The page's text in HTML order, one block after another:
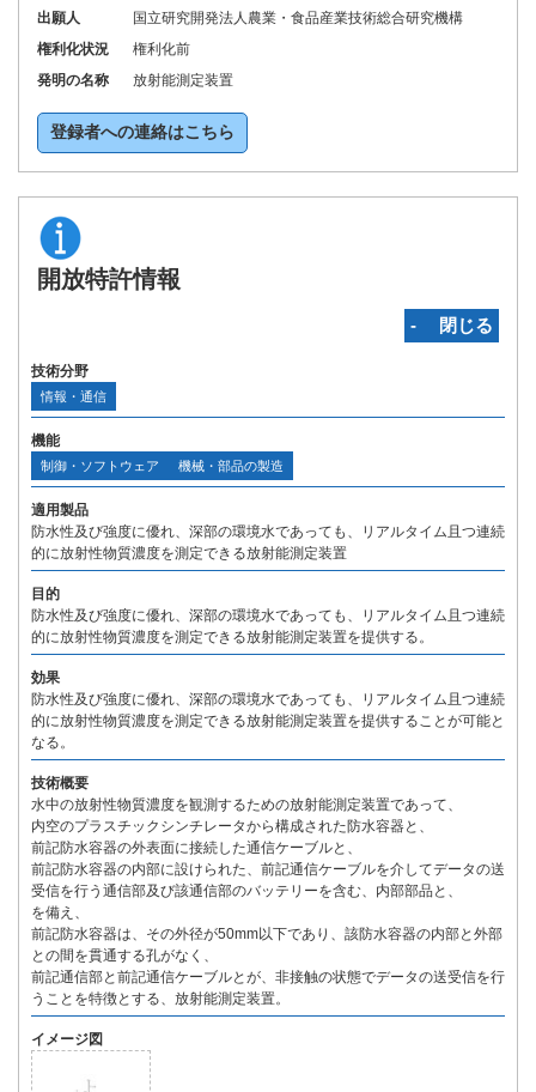
出願人
国立研究開発法人農業・食品産業技術総合研究機構
権利化状況
権利化前
発明の名称
放射能測定装置
登録者への連絡はこちら
開放特許情報
‐ 閉じる
技術分野
情報・通信
機能
制御・ソフトウェア 機械・部品の製造
適用製品
防水性及び強度に優れ、深部の環境水であっても、リアルタイム且つ連続
的に放射性物質濃度を測定できる放射能測定装置
目的
防水性及び強度に優れ、深部の環境水であっても、リアルタイム且つ連続
的に放射性物質濃度を測定できる放射能測定装置を提供する。
効果
防水性及び強度に優れ、深部の環境水であっても、リアルタイム且つ連続
的に放射性物質濃度を測定できる放射能測定装置を提供することが可能と
なる。
技術概要
水中の放射性物質濃度を観測するための放射能測定装置であって、
内空のプラスチックシンチレータから構成された防水容器と、
前記防水容器の外表面に接続した通信ケーブルと、
前記防水容器の内部に設けられた、前記通信ケーブルを介してデータの送
受信を行う通信部及び該通信部のバッテリーを含む、内部部品と、
を備え、
前記防水容器は、その外径が50mm以下であり、該防水容器の内部と外部
との間を貫通する孔がなく、
前記通信部と前記通信ケーブルとが、非接触の状態でデータの送受信を行
うことを特徴とする、放射能測定装置。
イメージ図